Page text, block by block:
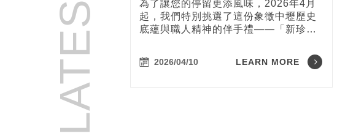
生酥糖
為了讓您的停留更添風味，2026年4月
起，我們特別挑選了這份象徵中壢歷史
底蘊與職人精神的伴手禮——「新珍香
識一座城市最好的方式是從舌尖開始。
這份點心承載著中壢人的集體記憶，也
2026/04/10 LEARN MORE